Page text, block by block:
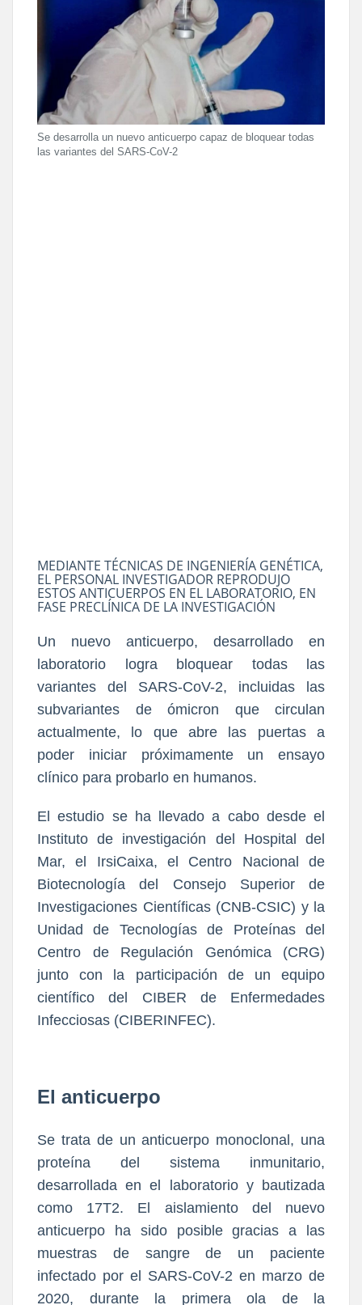
Se desarrolla un nuevo anticuerpo capaz de bloquear todas
las variantes del SARS-CoV-2
MEDIANTE TÉCNICAS DE INGENIERÍA GENÉTICA,
EL PERSONAL INVESTIGADOR REPRODUJO
ESTOS ANTICUERPOS EN EL LABORATORIO, EN
FASE PRECLÍNICA DE LA INVESTIGACIÓN
Un nuevo anticuerpo, desarrollado en
laboratorio logra bloquear todas las
variantes del SARS-CoV-2, incluidas las
subvariantes de ómicron que circulan
actualmente, lo que abre las puertas a
poder iniciar próximamente un ensayo
clínico para probarlo en humanos.
El estudio se ha llevado a cabo desde el
Instituto de investigación del Hospital del
Mar, el IrsiCaixa, el Centro Nacional de
Biotecnología del Consejo Superior de
Investigaciones Científicas (CNB-CSIC) y la
Unidad de Tecnologías de Proteínas del
Centro de Regulación Genómica (CRG)
junto con la participación de un equipo
científico del CIBER de Enfermedades
Infecciosas (CIBERINFEC).
El anticuerpo
Se trata de un anticuerpo monoclonal, una
proteína del sistema inmunitario,
desarrollada en el laboratorio y bautizada
como 17T2. El aislamiento del nuevo
anticuerpo ha sido posible gracias a las
muestras de sangre de un paciente
infectado por el SARS-CoV-2 en marzo de
2020, durante la primera ola de la